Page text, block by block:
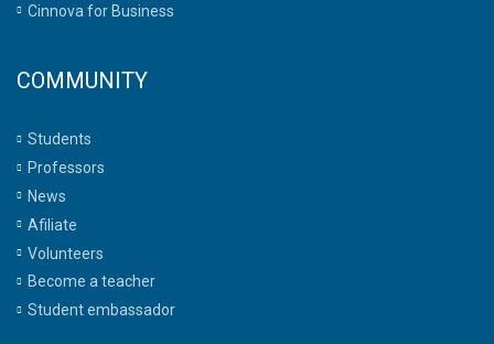
Cinnova for Business
COMMUNITY
Students
Professors
News
Afiliate
Volunteers
Become a teacher
Student embassador